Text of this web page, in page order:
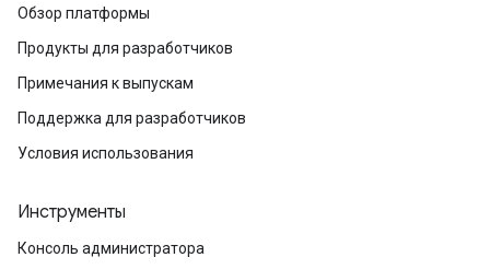
Обзор платформы
Продукты для разработчиков
Примечания к выпускам
Поддержка для разработчиков
Условия использования
Инструменты
Консоль администратора